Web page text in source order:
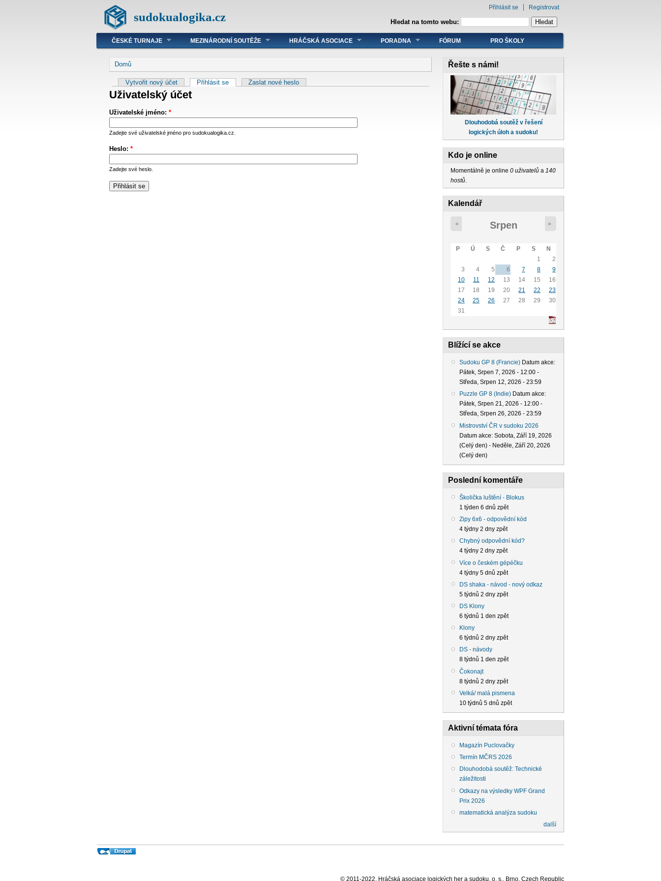
sudokualogika.cz Hledat na tomto webu:
Přihlásit se Registrovat
ČESKÉ TURNAJE MEZINÁRODNÍ SOUTĚŽE HRÁČSKÁ ASOCIACE PORADNA FÓRUM PRO ŠKOLY
Domů
Vytvořit nový účet Přihlásit se Zaslat nové heslo
Uživatelský účet
Uživatelské jméno: *
Zadejte své uživatelské jméno pro sudokualogika.cz.
Heslo: *
Zadejte své heslo.
Řešte s námi!
Dlouhodobá soutěž v řešení
logických úloh a sudoku!
Kdo je online
Momentálně je online 0 uživatelů a 140
hostů.
Kalendář
« Srpen »
P Ú S Č P S
N
1
2
3
4 5 6 7 8
9
10
11 12 13 14 15
16
17
18 19 20 21 22
23
24
25 26 27 28 29
30
31
Blížící se akce
Sudoku GP 8 (Francie) Datum akce:
Pátek, Srpen 7, 2026 - 12:00 -
Středa, Srpen 12, 2026 - 23:59
Puzzle GP 8 (Indie) Datum akce:
Pátek, Srpen 21, 2026 - 12:00 -
Středa, Srpen 26, 2026 - 23:59
Mistrovství ČR v sudoku 2026
Datum akce: Sobota, Září 19, 2026
(Celý den) - Neděle, Září 20, 2026
(Celý den)
Poslední komentáře
Školička luštění - Blokus
1 týden 6 dnů zpět
Zipy 6x6 - odpovědní kód
4 týdny 2 dny zpět
Chybný odpovědní kód?
4 týdny 2 dny zpět
Více o českém gépéčku
4 týdny 5 dnů zpět
DS shaka - návod - nový odkaz
5 týdnů 2 dny zpět
DS Klony
6 týdnů 1 den zpět
Klony
6 týdnů 2 dny zpět
DS - návody
8 týdnů 1 den zpět
Čokonajt
8 týdnů 2 dny zpět
Velká/ malá pismena
10 týdnů 5 dnů zpět
Aktivní témata fóra
Magazín Puclovačky
Termín MČRS 2026
Dlouhodobá soutěž: Technické
záležitosti
Odkazy na výsledky WPF Grand
Prix 2026
matematická analýza sudoku
další
© 2011-2022, Hráčská asociace logických her a sudoku, o. s., Brno, Czech Republic